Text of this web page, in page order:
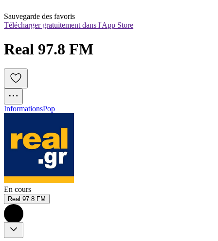
Sauvegarde des favoris
Télécharger gratuitement dans l'App Store
InformationsPop
En cours
Real 97.8 FM